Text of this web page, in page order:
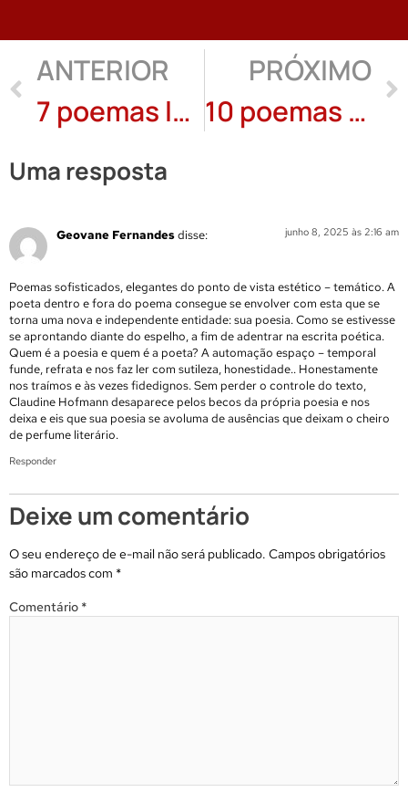
ANTERIOR
7 poemas lusitanos de Rubenio Marcelo
PRÓXIMO
10 poemas de Daniel Cosme
Uma resposta
Geovane Fernandesdisse: junho 8, 2025 às 2:16 am
Poemas sofisticados, elegantes do ponto de vista estético – temático. A
poeta dentro e fora do poema consegue se envolver com esta que se
torna uma nova e independente entidade: sua poesia. Como se estivesse
se aprontando diante do espelho, a fim de adentrar na escrita poética.
Quem é a poesia e quem é a poeta? A automação espaço – temporal
funde, refrata e nos faz ler com sutileza, honestidade.. Honestamente
nos traímos e às vezes fidedignos. Sem perder o controle do texto,
Claudine Hofmann desaparece pelos becos da própria poesia e nos
deixa e eis que sua poesia se avoluma de ausências que deixam o cheiro
de perfume literário.
Responder
Deixe um comentário
O seu endereço de e-mail não será publicado. Campos obrigatórios
são marcados com *
Comentário *